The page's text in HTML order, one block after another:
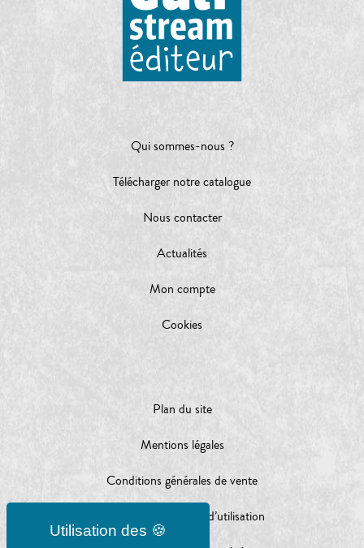
Qui sommes-nous ?
Télécharger notre catalogue
Nous contacter
Actualités
Mon compte
Cookies
Plan du site
Mentions légales
Conditions générales de vente
Conditions générales d’utilisation